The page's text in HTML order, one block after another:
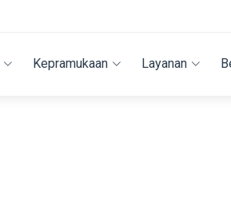
Kepramukaan Layanan